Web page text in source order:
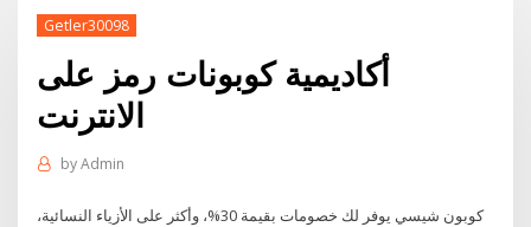
Getler30098
أكاديمية كوبونات رمز على
الانترنت
byAdmin
كوبون شيسي يوفر لك خصومات بقيمة 30%، وأكثر على الأزياء النسائية،